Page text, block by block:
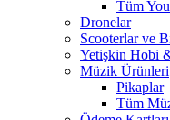
Tüm
Dronelar
Scooterlar ve
Yetişkin Hobi
Müzik Ürünleri
Pikaplar
Tüm